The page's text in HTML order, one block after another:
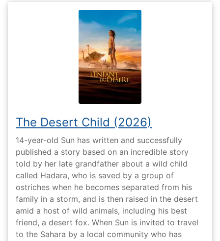
The Desert Child (2026)
14-year-old Sun has written and successfully
published a story based on an incredible story
told by her late grandfather about a wild child
called Hadara, who is saved by a group of
ostriches when he becomes separated from his
family in a storm, and is then raised in the desert
amid a host of wild animals, including his best
friend, a desert fox. When Sun is invited to travel
to the Sahara by a local community who has